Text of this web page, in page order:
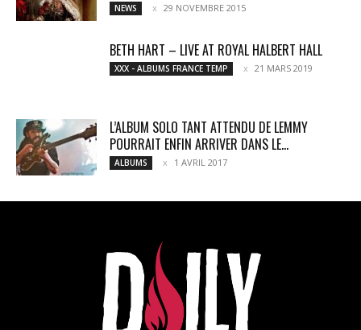
NEWS 29 NOVEMBRE 2015
BETH HART – LIVE AT ROYAL HALBERT HALL
XXX - ALBUMS FRANCE TEMP 21 MARS 2019
L’ALBUM SOLO TANT ATTENDU DE LEMMY
POURRAIT ENFIN ARRIVER DANS LE...
ALBUMS 1 AVRIL 2017